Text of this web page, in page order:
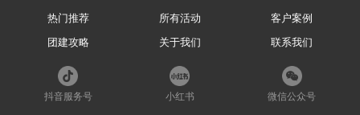
热门推荐 所有活动
客户案例
团建攻略
关于我们 联系我们
抖音服务号 小红书 微信公众号